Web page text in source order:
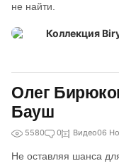
не найти.
Олег
Бауш
5580 0 Видео06
Не оставляя шанса